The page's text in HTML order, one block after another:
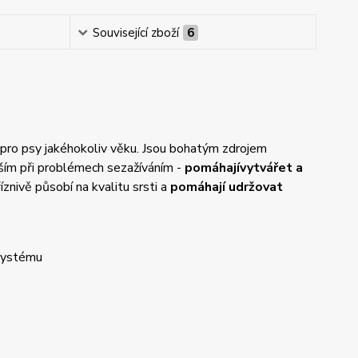
Související zboží 6
psy jakéhokoliv věku. Jsou bohatým zdrojem
při problémech sezažíváním - pomáhajívytvářet a
působí na kvalitu srsti a pomáhají udržovat